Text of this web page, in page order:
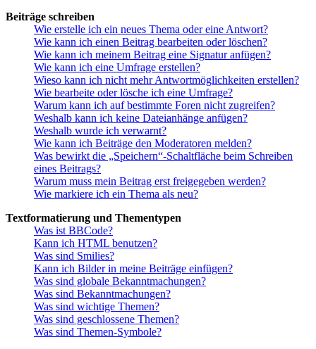
Beiträge schreiben
Wie erstelle ich ein neues Thema oder eine Antwort?
Wie kann ich einen Beitrag bearbeiten oder löschen?
Wie kann ich meinem Beitrag eine Signatur anfügen?
Wie kann ich eine Umfrage erstellen?
Wieso kann ich nicht mehr Antwortmöglichkeiten erstellen?
Wie bearbeite oder lösche ich eine Umfrage?
Warum kann ich auf bestimmte Foren nicht zugreifen?
Weshalb kann ich keine Dateianhänge anfügen?
Weshalb wurde ich verwarnt?
Wie kann ich Beiträge den Moderatoren melden?
Was bewirkt die „Speichern“-Schaltfläche beim Schreiben
eines Beitrags?
Warum muss mein Beitrag erst freigegeben werden?
Wie markiere ich ein Thema als neu?
Textformatierung und Thementypen
Was ist BBCode?
Kann ich HTML benutzen?
Was sind Smilies?
Kann ich Bilder in meine Beiträge einfügen?
Was sind globale Bekanntmachungen?
Was sind Bekanntmachungen?
Was sind wichtige Themen?
Was sind geschlossene Themen?
Was sind Themen-Symbole?